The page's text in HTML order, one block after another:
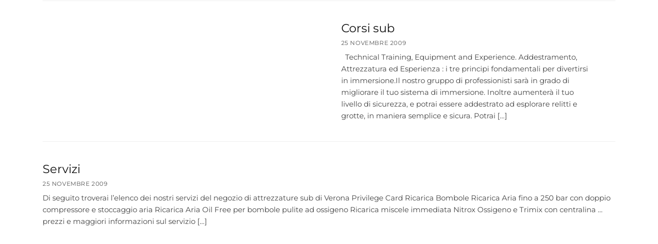
Corsi sub
25 NOVEMBRE 2009
Technical Training, Equipment and Experience. Addestramento,
Attrezzatura ed Esperienza : i tre principi fondamentali per divertirsi
in immersione.Il nostro gruppo di professionisti sarà in grado di
migliorare il tuo sistema di immersione. Inoltre aumenterà il tuo
livello di sicurezza, e potrai essere addestrato ad esplorare relitti e
grotte, in maniera semplice e sicura. Potrai […]
Servizi
25 NOVEMBRE 2009
Di seguito troverai l’elenco dei nostri servizi del negozio di attrezzature sub di Verona Privilege Card Ricarica Bombole Ricarica Aria fino a 250 bar con doppio
compressore e stoccaggio aria Ricarica Aria Oil Free per bombole pulite ad ossigeno Ricarica miscele immediata Nitrox Ossigeno e Trimix con centralina …
prezzi e maggiori informazioni sul servizio […]